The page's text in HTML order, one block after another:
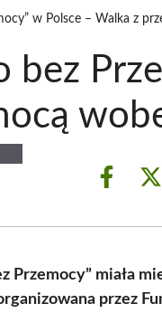
w Polsce – Walka z
bez
Share
Przemocy” miała
przez